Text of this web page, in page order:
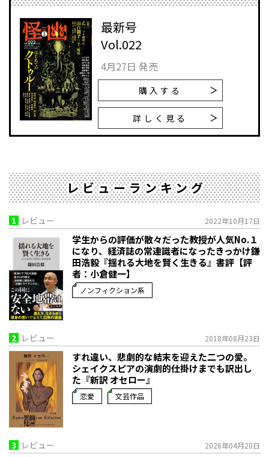
最新号
Vol.022
4月27日 発売
購入する
詳しく見る
レビューランキング
1 レビュー 2022年10月17日
学生からの評価が散々だった教授が人気No.１
になり、経済誌の常連識者になったきっかけ――鎌
田浩毅『揺れる大地を賢く生きる』書評【評
者：小倉健一】
ノンフィクション系
2 レビュー 2018年08月23日
すれ違い、悲劇的な結末を迎えた二つの愛。
シェイクスピアの演劇的仕掛けまでも訳出し
た『新訳 オセロー』
恋愛 文芸作品
3 レビュー 2026年04月20日